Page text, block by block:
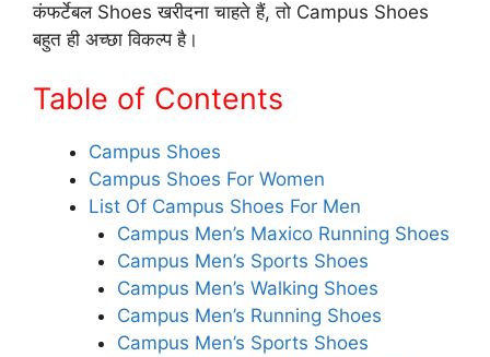
कंफर्टेबल Shoes खरीदना चाहते हैं, तो Campus Shoes
बहुत ही अच्छा विकल्प है।
Table of Contents
Campus Shoes
Campus Shoes For Women
List Of Campus Shoes For Men
Campus Men’s Maxico Running Shoes
Campus Men’s Sports Shoes
Campus Men’s Walking Shoes
Campus Men’s Running Shoes
Campus Men’s Sports Shoes